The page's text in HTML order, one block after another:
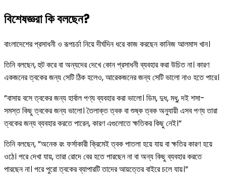
বিশেষজ্ঞরা কি বলছেন?
বাংলাদেশের প্রসাধনী ও রূপচর্চা নিয়ে দীর্ঘদিন ধরে কাজ করছেন কানিজ আলমাস খান।
তিনি বলছেন, হুট করে বা অন্যদের দেখে কোন প্রসাধনী ব্যবহার করা উচিত না। কারণ
একজনের ত্বকের জন্য সেটি ঠিক হলেও, আরেকজনের জন্য সেটি ভালো নাও হতে পারে।
”বাসায় বসে ত্বকের জন্য হার্বাল পণ্য ব্যবহার করা ভালো। ডিম, দুধ, মধু, দই শসা-
সমস্ত কিছু ত্বকের জন্য ভালো। তৈলাক্ত ত্বক বা শুষ্ক ত্বক অনুযায়ী এসব পণ্য তারা
ত্বকের জন্য ব্যবহার করতে পারেন, কারণ এগুলোতে ক্ষতিকর কিছু নেই।”
তিনি বলছেন, ”অনেক রং ফর্সাকারী ক্রিমেই ত্বক পাতলা হয়ে যায় বা ক্ষতির কারণ হয়ে
ওঠে। পরে দেখা যায়, তারা রোদে বের হতে পারছেন না বা অন্য কিছু ব্যবহার করতে
পারছেন না। পরে পুরো ত্বকের ব্যাপারটি তাদের আয়ত্তের বাইরে চলে যায়।”